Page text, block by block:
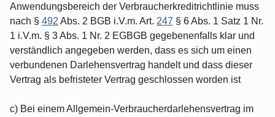
Anwendungsbereich der Verbraucherkreditrichtlinie muss
nach § 492 Abs. 2 BGB i.V.m. Art. 247 § 6 Abs. 1 Satz 1 Nr.
1 i.V.m. § 3 Abs. 1 Nr. 2 EGBGB gegebenenfalls klar und
verständlich angegeben werden, dass es sich um einen
verbundenen Darlehensvertrag handelt und dass dieser
Vertrag als befristeter Vertrag geschlossen worden ist
c) Bei einem Allgemein-Verbraucherdarlehensvertrag im